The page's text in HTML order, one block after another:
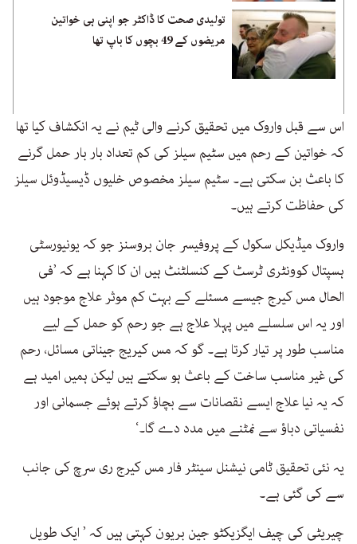
تولیدی صحت کا ڈاکٹر جو اپنی ہی خواتین
مریضوں کے 49 بچوں کا باپ تھا
اس سے قبل واروک میں تحقیق کرنے والی ٹیم نے یہ انکشاف کیا تھا
کہ خواتین کے رحم میں سٹیم سیلز کی کم تعداد بار بار حمل گرنے
کا باعث بن سکتی ہے۔ سٹیم سیلز مخصوص خلیوں ڈیسیڈوئل سیلز
کی حفاظت کرتے ہیں۔
واروک میڈیکل سکول کے پروفیسر جان بروسنز جو کہ یونیورسٹی
ہسپتال کوونٹری ٹرسٹ کے کنسلٹنٹ ہیں ان کا کہنا ہے کہ ’فی
الحال مس کیرج جیسے مسئلے کے بہت کم موثر علاج موجود ہیں
اور یہ اس سلسلے میں پہلا علاج ہے جو رحم کو حمل کے لیے
مناسب طور پر تیار کرتا ہے۔ گو کہ مس کیریج جیناتی مسائل، رحم
کی غیر مناسب ساخت کے باعث ہو سکتے ہیں لیکن ہمیں امید ہے
کہ یہ نیا علاج ایسے نقصانات سے بچاؤ کرتے ہوئے جسمانی اور
نفسیاتی دباؤ سے نمٹنے میں مدد دے گا۔‘
یہ نئی تحقیق ٹامی نیشنل سینٹر فار مس کیرج ری سرچ کی جانب
سے کی گئی ہے۔
چیریٹی کی چیف ایگزیکٹو جین بریون کہتی ہیں کہ ’ ایک طویل